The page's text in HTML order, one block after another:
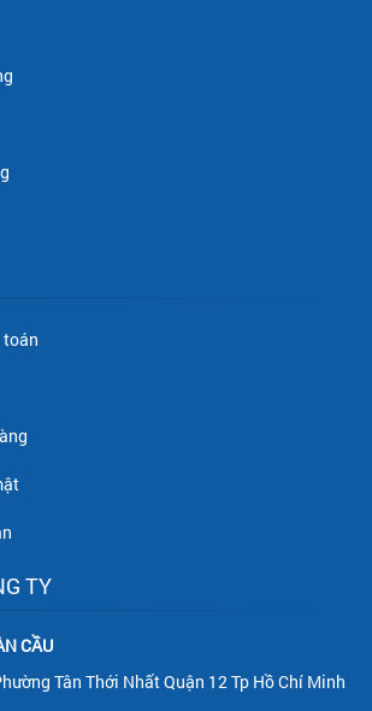
toán
TY
CẦU
Tân Thới Nhất Quận 12 Tp Hồ Chí Minh